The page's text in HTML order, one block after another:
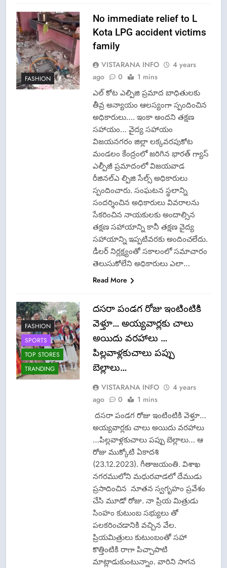
FASHION
No immediate relief to L
Kota LPG accident victims
family
VISTARANA INFO
4 years
ago
0 1 mins
ఎల్ కోట ఎల్పిజి ప్రమాద బాధితులకు
తీవ్ర అన్యాయం ఆలస్యంగా స్పందించిన
అధికారులు…. ఇంకా అందని తక్షణ
సహాయం… వైద్య సహాయం
విజయనగరం జిల్లా లక్కవరపుకోట
మండలం కేంద్రంలో జరిగిన భారత్ గ్యాస్
ఎల్పీజీ ప్రమాదంలో విజయవాడ
రీజినల్ఎ ల్పిజి సేల్స్ అధికారులు
స్పందించారు. సంఘటన స్థలాన్ని
సందర్శించిన అధికారులు వివరాలను
సేకరించిన నాయకులకు అందాల్సిన
తక్షణ సహాయాన్ని కానీ తక్షణ వైద్య
సహాయాన్ని ఇప్పటివరకు అందించలేదు.
డీలర్ నిర్లక్ష్యంతో సకాలంలో సమాచారం
తెలుసుకోలేని అధికారులు ఎలా…
Read More
FASHION
SPORTS
TOP STORES
TRANDING
దసరా పండగ రోజు ఇంటింటికి
వెళ్తూ… అయ్యవార్లకు చాలు
అయిదు వరహాలు …
పిల్లవాళ్లకుచాలు పప్పు
బెల్లాలు…
VISTARANA INFO
4 years
ago
0 1 mins
దసరా పండగ రోజు ఇంటింటికి వెళ్తూ…
అయ్యవార్లకు చాలు అయిదు వరహాలు
…పిల్లవాళ్లకుచాలు పప్పు బెల్లాలు… ఆ
రోజు ముక్కోటి ఏకాదశి
(23.12.2023). గీతాజయంతి. విశాఖ
నగరములోని మధురవాడలో దేముడు
ప్రసాదించిన నూతన స్వగృహం ప్రవేశం
చేసి మూడో రోజు. నా ప్రియ మిత్రుడు
సింహం కుటుంబ సభ్యులు తో
పలకరించడానికి వచ్చిన వేల.
ప్రియమిత్రులు కుటుంబంతో సహా
కొత్తింటికి రాగా పిచ్చాపాటి
మాట్లాడుకుంటున్నాం. వారిని సాగన